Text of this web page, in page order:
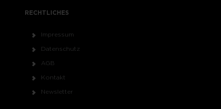
RECHTLICHES
Impressum
Datenschutz
AGB
Kontakt
Newsletter